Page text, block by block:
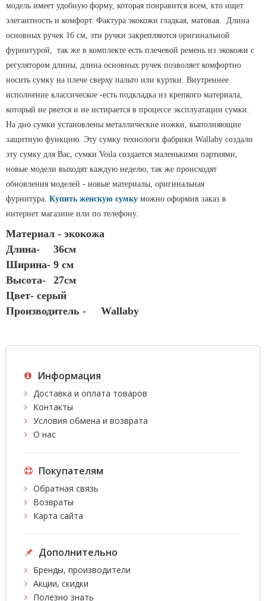
модель имеет удобную форму, которая понравится всем, кто ищет
элегантность и комфорт. Фактура экокожи гладкая, матовая. Длина
основных ручек 16 см, эти ручки закрепляются оригинальной
фурнитурой, так же в комплекте есть плечевой ремень из экокожи с
регулятором длины, длина основных ручек позволяет комфортно
носить сумку на плече сверху пальто или куртки. Внутреннее
исполнение классическое -есть подкладка из крепкого материала,
который не рвется и не истирается в процессе эксплуатации сумки.
На дно сумки установлены металлические ножки, выполняющие
защитную функцию. Эту сумку технологи фабрики Wallaby создали
эту сумку для Вас, сумки Voila создается маленькими партиями,
новые модели выходят каждую неделю, так же происходят
обновления моделей - новые материалы, оригинальная
фурнитура. Купить женскую сумку можно оформив заказ в
интернет магазине или по телефону.
Материал - экокожа
Длина-
36см
Ширина- 9 см
Высота-
27см
Цвет- серый
Производитель -
Wallaby
Информация
Доставка и оплата товаров
Контакты
Условия обмена и возврата
О нас
Покупателям
Обратная связь
Возвраты
Карта сайта
Дополнительно
Бренды, производители
Акции, скидки
Полезно знать